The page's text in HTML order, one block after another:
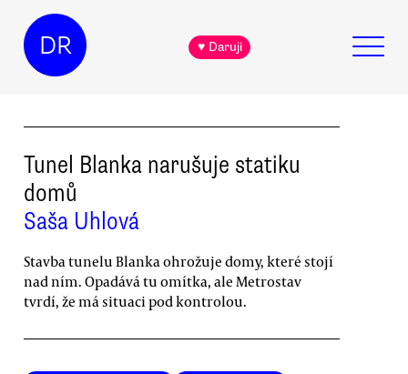
DR ♥ Daruji
Tunel Blanka narušuje statiku
domů
Saša Uhlová
Stavba tunelu Blanka ohrožuje domy, které stojí
nad ním. Opadává tu omítka, ale Metrostav
tvrdí, že má situaci pod kontrolou.